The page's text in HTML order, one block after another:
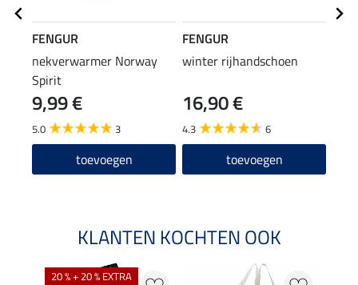
FENGUR
nekverwarmer Norway
Spirit
9,99 €
5.0 3
toevoegen
FENGUR
winter rijhandschoen
16,90 €
4.3 6
toevoegen
KLANTEN KOCHTEN OOK
20 % + 20 % EXTRA